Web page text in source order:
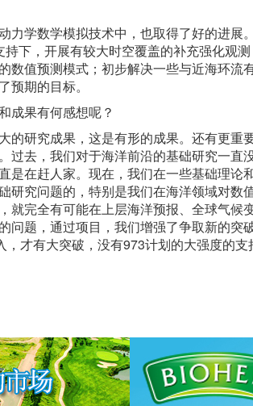
力学数学模拟技术中，也取得了好的进展
下，开展有较大时空覆盖的补充强化观
数值预测模式；初步解决一些与近海环流
期的目标。
成果有何感想呢？
的研究成果，这是有形的成果。还有更重
过去，我们对于海洋前沿的基础研究一直
是在赶人家。现在，我们在一些基础理论
研究问题的，特别是我们在海洋领域对数
就完全有可能在上层海洋预报、全球气候
问题，通过项目，我们增强了争取新的突
才有大突破，没有973计划的大强度的